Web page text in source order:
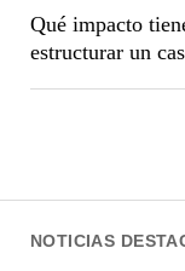
NOTICIAS
Qué impacto
estructurar un